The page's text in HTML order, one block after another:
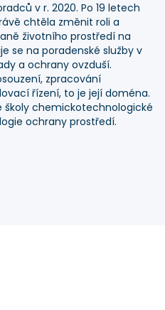
v r. 2020. Po 19 letech
chtěla změnit roli a
životního prostředí na
se na poradenské služby v
a ochrany ovzduší.
zpracování
řízení, to je její doména.
školy chemickotechnologické
ochrany prostředí.